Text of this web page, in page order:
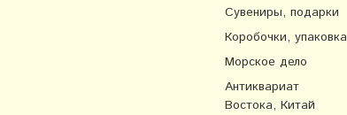
Сувениры, подарки
Коробочки, упаковка
Морское дело
Антиквариат
Востока, Китай